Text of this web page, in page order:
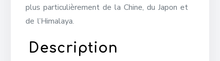
plus particulièrement de la Chine, du Japon et
de l’Himalaya.
Description